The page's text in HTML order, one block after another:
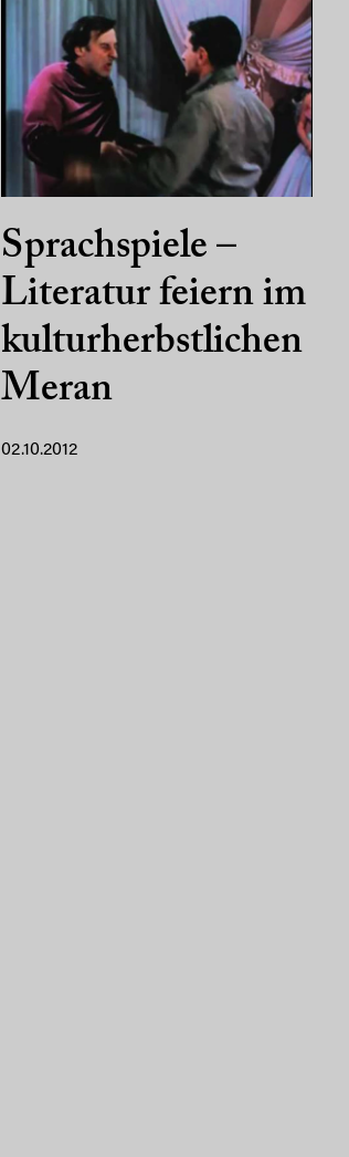
Sprachspiele –
Literatur feiern im
kulturherbstlichen
Meran
02.10.2012